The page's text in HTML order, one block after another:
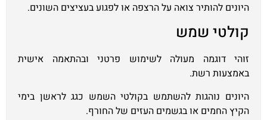
היונים להותיר צואה על הרצפה או לפגוע בעציצים השונים.
קולטי שמש
זוהי דוגמה מעולה לשימוש פרטני ובהתאמה אישית
באמצעות רשת.
היונים נוהגות להשתמש בקולטי השמש כגג לראשן בימי
הקיץ החמים או בגשמים העזים של החורף.